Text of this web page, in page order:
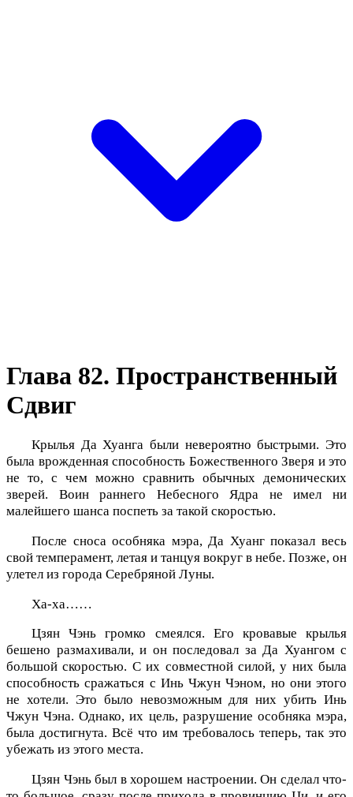
Глава 82. Пространственный
Сдвиг
Крылья Да Хуанга были невероятно быстрыми. Это
была врожденная способность Божественного Зверя и это
не то, с чем можно сравнить обычных демонических
зверей. Воин раннего Небесного Ядра не имел ни
малейшего шанса поспеть за такой скоростью.
После сноса особняка мэра, Да Хуанг показал весь
свой темперамент, летая и танцуя вокруг в небе. Позже, он
улетел из города Серебряной Луны.
Ха-ха……
Цзян Чэнь громко смеялся. Его кровавые крылья
бешено размахивали, и он последовал за Да Хуангом с
большой скоростью. С их совместной силой, у них была
способность сражаться с Инь Чжун Чэном, но они этого
не хотели. Это было невозможным для них убить Инь
Чжун Чэна. Однако, их цель, разрушение особняка мэра,
была достигнута. Всё что им требовалось теперь, так это
убежать из этого места.
Цзян Чэнь был в хорошем настроении. Он сделал что-